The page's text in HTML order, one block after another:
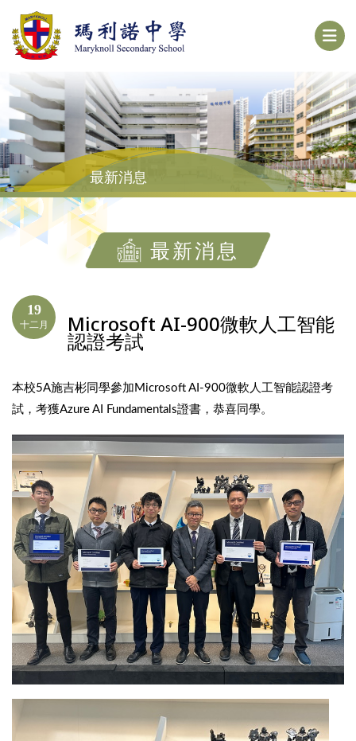
最新消息
最新消息
19
十二月 Microsoft AI-900微軟人工智能
認證考試
本校5A施吉彬同學參加Microsoft AI-900微軟人工智能認證考
試，考獲Azure AI Fundamentals證書，恭喜同學。